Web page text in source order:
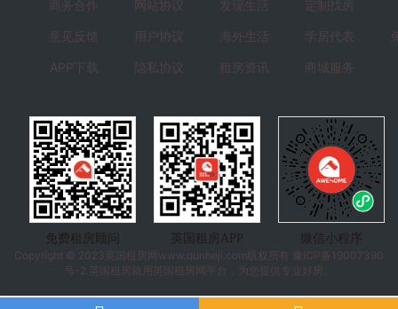
商务合作
意见反馈
APP下载
网站协议
用户协议
隐私协议
发现生活
海外生活
租房资讯
定制找房
学居代表
商城服务
免费租房顾问 英国租房APP
微信小程序
Copyright © 2023 英国租房 网www.qunheji.com版权所有
豫ICP备19007390
号-2 英国租房就用英国租房网平台，为您提供专业好房。